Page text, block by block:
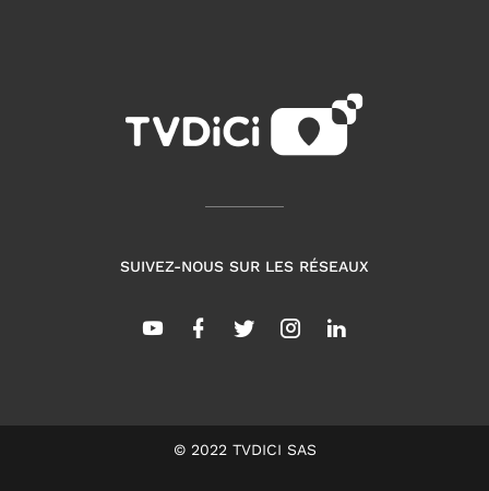
SUIVEZ-NOUS SUR LES RÉSEAUX
© 2022 TVDICI SAS